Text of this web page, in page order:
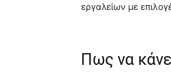
εργαλείων με
Πως να